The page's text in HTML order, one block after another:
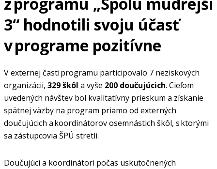
3“ hodnotili svoju účasť
v programe pozitívne
V externej časti programu participovalo 7 neziskových
organizácii, 329 škôl a vyše 200 doučujúcich. Cieľom
uvedených návštev bol kvalitatívny prieskum a získanie
spätnej väzby na program priamo od externých
doučujúcich a koordinátorov osemnástich škôl, s ktorými
sa zástupcovia ŠPÚ stretli.
Doučujúci a koordinátori počas uskutočnených